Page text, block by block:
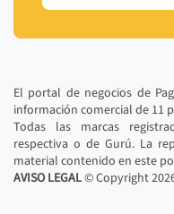
El portal de negocios de
información comercial de 11
Todas las marcas
respectiva o de Gurú. La
material contenido en este
AVISO LEGAL© Copyright